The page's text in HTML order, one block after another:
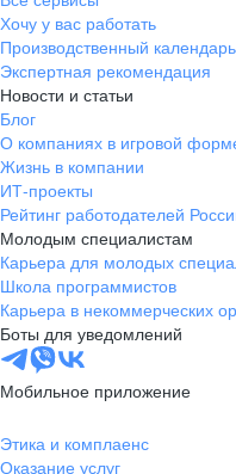
Хочу у вас работать
Производственный календарь
Экспертная рекомендация
Новости и статьи
Блог
О компаниях в игровой
Жизнь в компании
ИТ-проекты
Рейтинг работодателей
Молодым специалистам
Карьера для молодых
Школа программистов
Карьера в некоммерческих
Боты для уведомлений
Мобильное приложение
Этика и комплаенс
Оказание услуг